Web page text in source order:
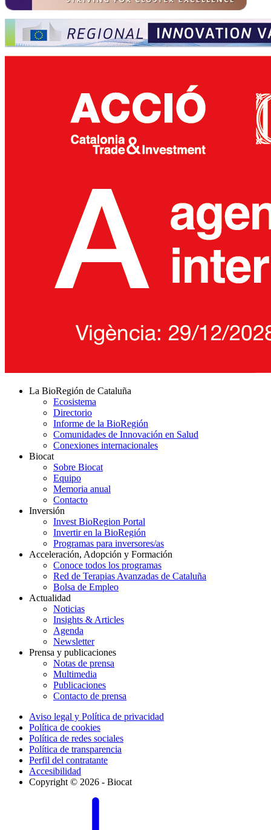
La BioRegión de Cataluña
Ecosistema
Directorio
Informe de la BioRegión
Comunidades de Innovación en Salud
Conexiones internacionales
Biocat
Sobre Biocat
Equipo
Memoria anual
Contacto
Inversión
Invest BioRegion Portal
Invertir en la BioRegión
Programas para inversores/as
Acceleración, Adopción y Formación
Conoce todos los programas
Red de Terapias Avanzadas de Cataluña
Bolsa de Empleo
Actualidad
Noticias
Insights & Articles
Agenda
Newsletter
Prensa y publicaciones
Notas de prensa
Multimedia
Publicaciones
Contacto de prensa
Aviso legal y Política de privacidad
Política de cookies
Política de redes sociales
Política de transparencia
Perfil del contratante
Accesibilidad
Copyright © 2026 - Biocat